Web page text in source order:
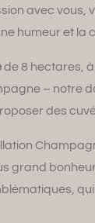
avec vous,
humeur et la
de 8 hectares,
– notre
des
grand